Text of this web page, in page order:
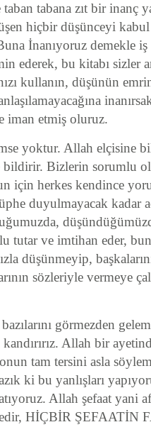
tabana zıt bir inanç
hiçbir düşünceyi
İnanıyoruz demekle
ederek, bu kitabı sizler
kullanın, düşünün
iman etmiş oluruz.
yoktur. Allah elçisine
bildirir. Bizlerin sorumlu
için herkes kendince
duyulmayacak kadar
tutar ve imtihan eder,
düşünmeyip,
sözleriyle vermeye
görmezden
Allah bir
tam tersini asla
ki bu yanlışları
Allah şefaat yani
HİÇBİR ŞEFAATİN